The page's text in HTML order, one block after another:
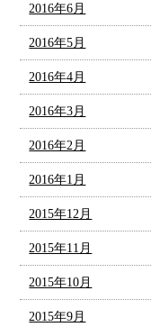
2016年6月
2016年5月
2016年4月
2016年3月
2016年2月
2016年1月
2015年12月
2015年11月
2015年10月
2015年9月